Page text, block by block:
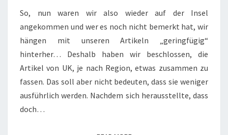
So, nun waren wir also wieder auf der Insel
angekommen und wer es noch nicht bemerkt hat, wir
hängen mit unseren Artikeln „geringfügig“
hinterher… Deshalb haben wir beschlossen, die
Artikel von UK, je nach Region, etwas zusammen zu
fassen. Das soll aber nicht bedeuten, dass sie weniger
ausführlich werden. Nachdem sich herausstellte, dass
doch…